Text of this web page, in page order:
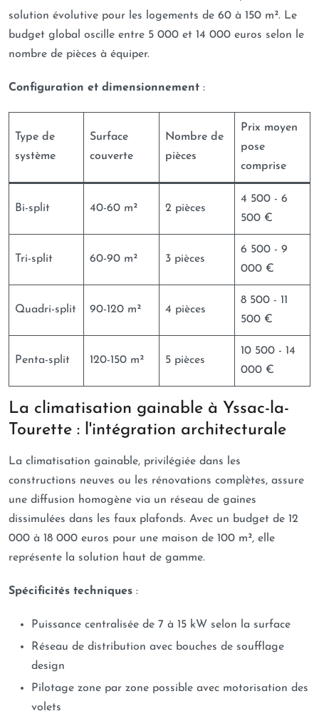
solution évolutive pour les logements de 60 à 150 m². Le
budget global oscille entre 5 000 et 14 000 euros selon le
nombre de pièces à équiper.
Configuration et dimensionnement :
Type de
système
Surface
couverte
Nombre de
pièces
Prix moyen
pose
comprise
Bi-split 40-60 m² 2 pièces
4 500 - 6
500 €
Tri-split 60-90 m² 3 pièces
6 500 - 9
000 €
Quadri-split 90-120 m² 4 pièces
8 500 - 11
500 €
Penta-split 120-150 m² 5 pièces
10 500 - 14
000 €
La climatisation gainable à Yssac-la-
Tourette : l'intégration architecturale
La climatisation gainable, privilégiée dans les
constructions neuves ou les rénovations complètes, assure
une diffusion homogène via un réseau de gaines
dissimulées dans les faux plafonds. Avec un budget de 12
000 à 18 000 euros pour une maison de 100 m², elle
représente la solution haut de gamme.
Spécificités techniques :
Puissance centralisée de 7 à 15 kW selon la surface
Réseau de distribution avec bouches de soufflage
design
Pilotage zone par zone possible avec motorisation des
volets